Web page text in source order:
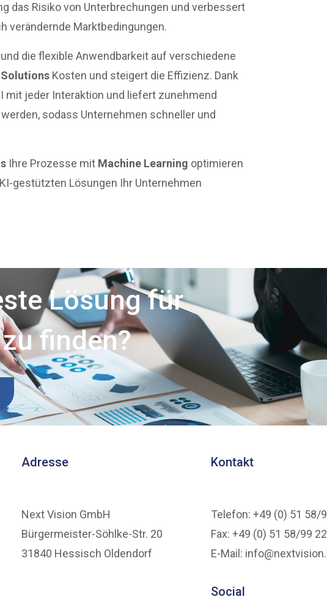
das Risiko von Unterbrechungen und verbessert
verändernde Marktbedingungen.
die flexible Anwendbarkeit auf verschiedene
Kosten und steigert die Effizienz. Dank
jeder Interaktion und liefert zunehmend
sodass Unternehmen schneller und
Ihre Prozesse mit Machine Learning optimieren
gestützten Lösungen Ihr Unternehmen
Lösung für
finden?
Adresse
Next Vision GmbH
Bürgermeister-Söhlke-Str. 20
31840 Hessisch Oldendorf
Kontakt
Telefon: +49 (0) 51 58/
Fax: +49 (0) 51 58/99
E-Mail:
Social